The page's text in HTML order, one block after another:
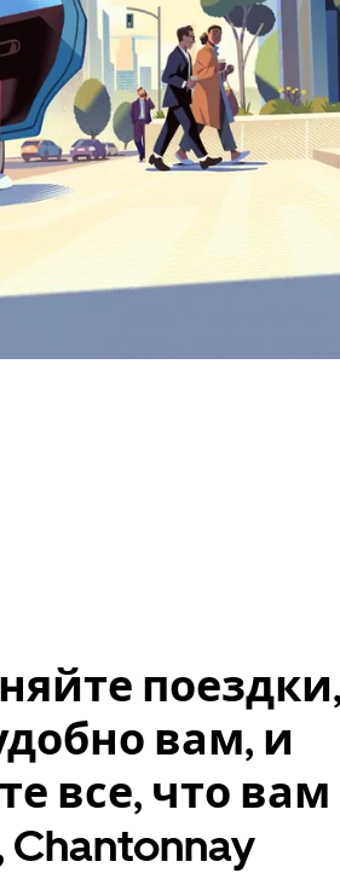
поездки,
вам, и
все, что вам